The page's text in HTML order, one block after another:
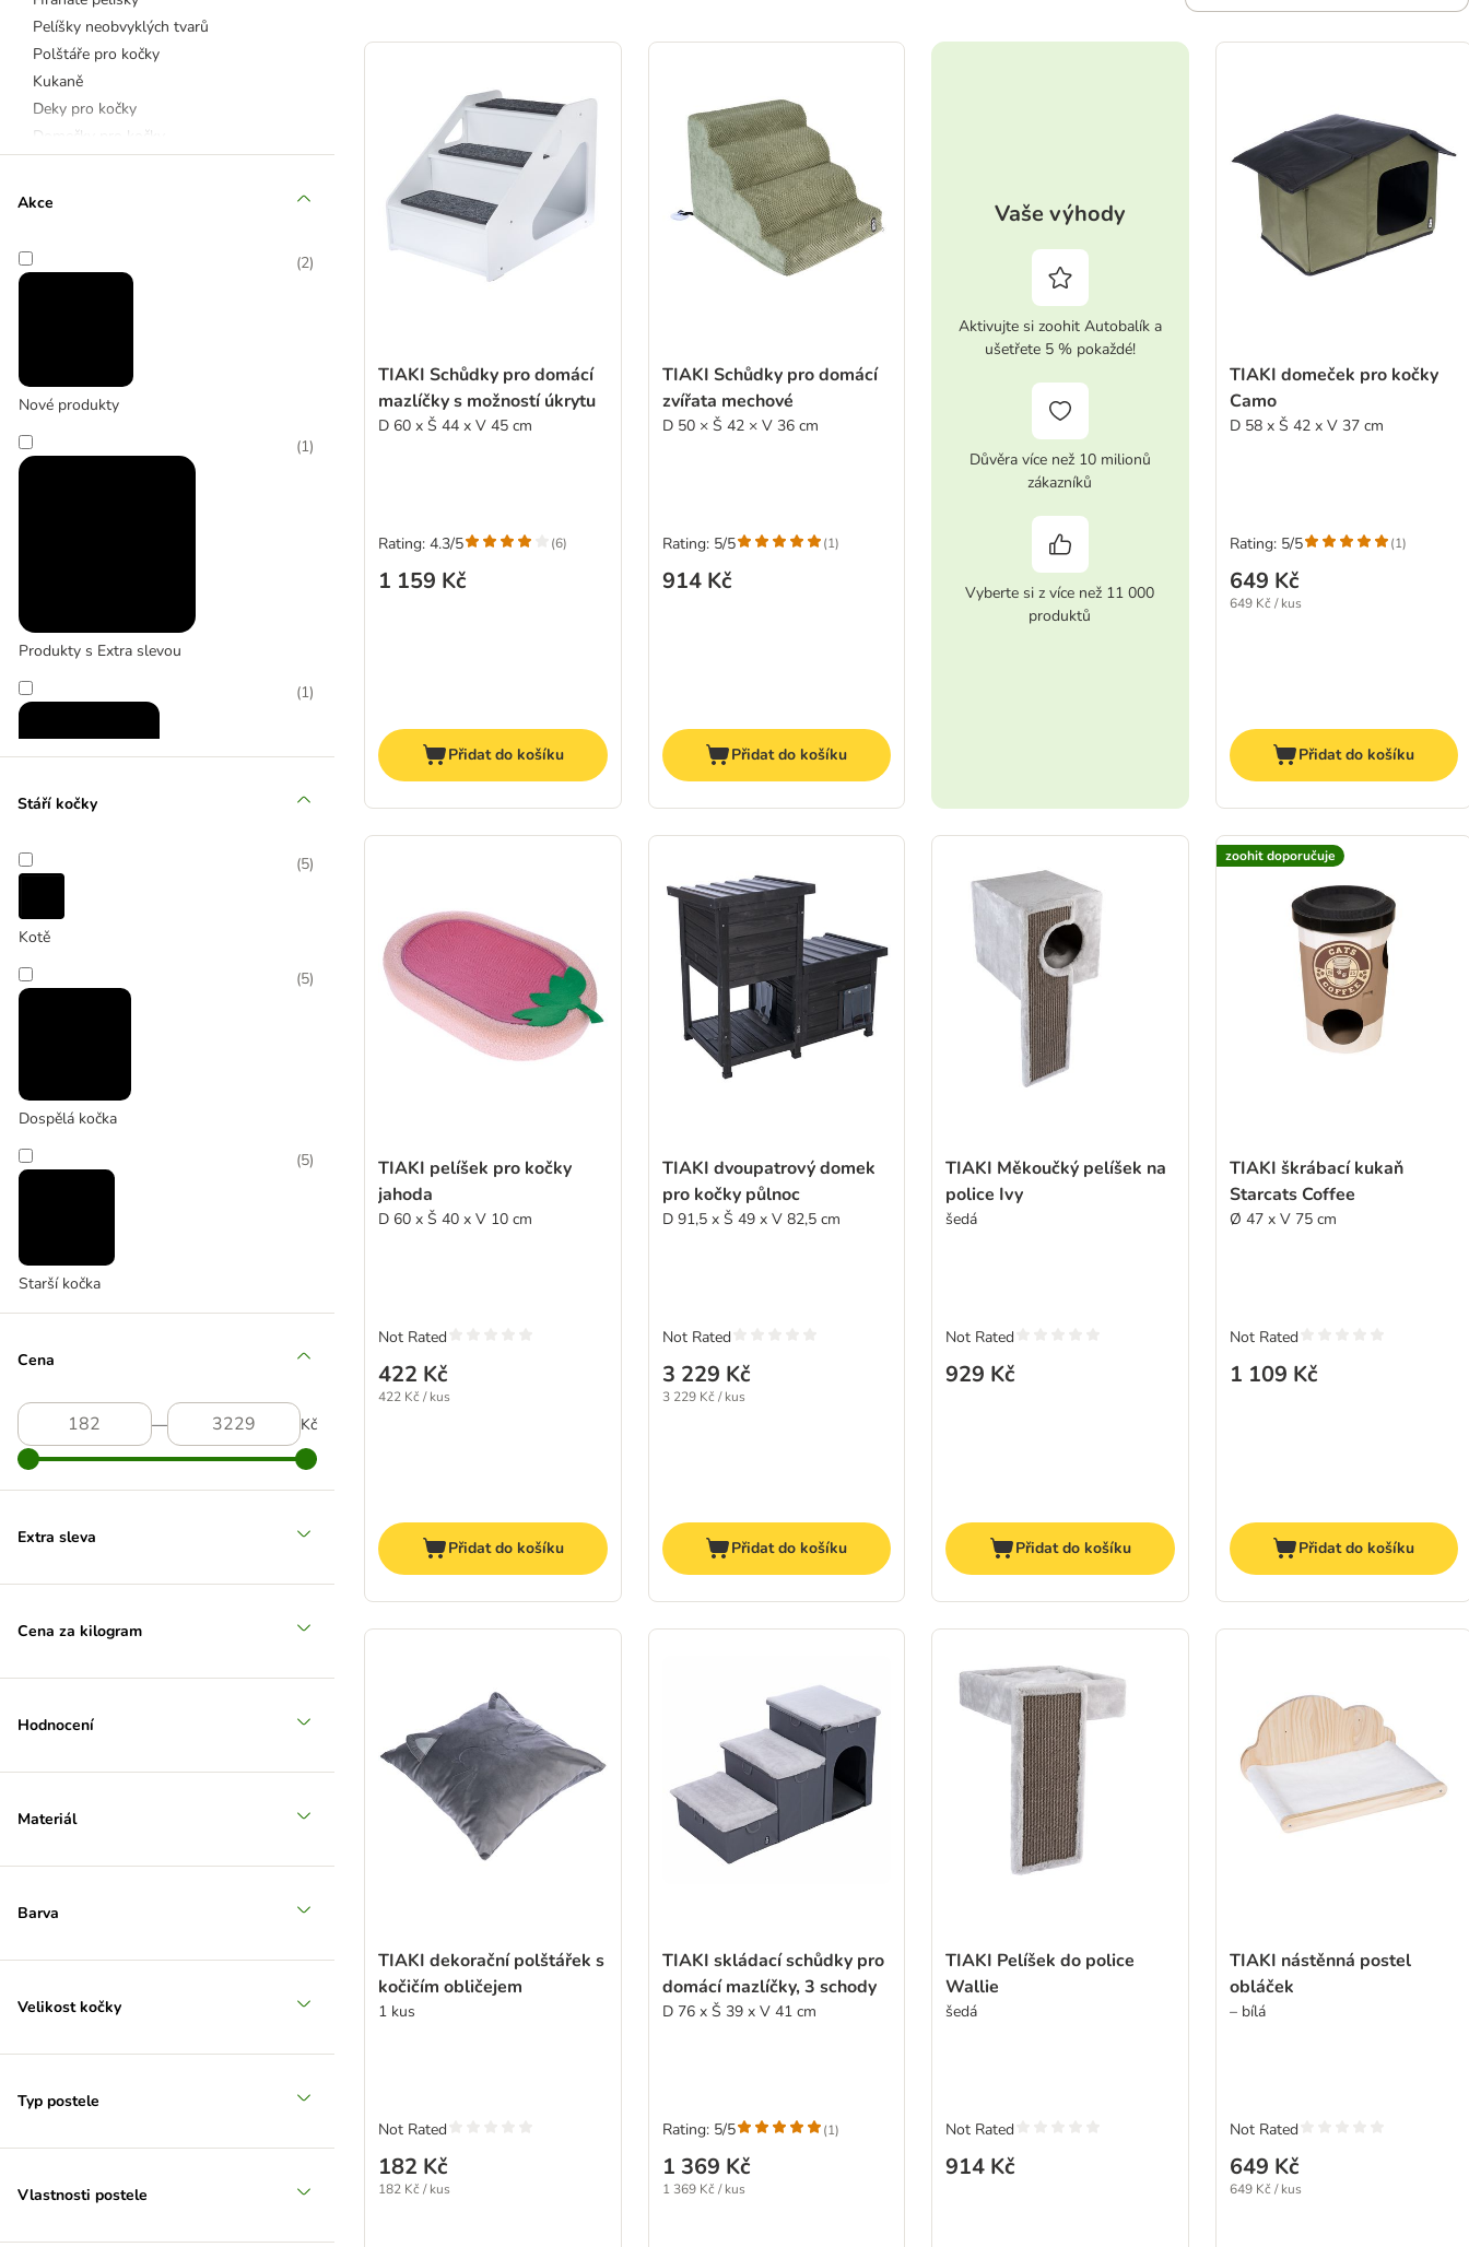
Pelíšky neobvyklých tvarů
Polštáře pro kočky
Kukaně
Deky pro kočky
Domečky pro kočky
Aumüller
Vyhřívané pelíšky
Akce
Nové produkty
(2)
Produkty s Extra slevou
(1)
Zlevněné produkty
(1)
Stáří kočky
Kotě
(5)
Dospělá kočka
(5)
Starší kočka
(5)
Cena
― Kč
Extra sleva
Cena za kilogram
Hodnocení
Materiál
Barva
Velikost kočky
Typ postele
Vlastnosti postele
product items have been changed
TIAKI Schůdky pro domácí
mazlíčky s možností úkrytu
D 60 x Š 44 x V 45 cm
1 159 Kč
Rating: 4.3/5 (6)
Přidat do košíku
TIAKI Schůdky pro domácí
zvířata mechové
D 50 × Š 42 × V 36 cm
914 Kč
Rating: 5/5 (1)
Přidat do košíku
Vaše výhody
Aktivujte si zoohit Autobalík a
ušetřete 5 % pokaždé!
Důvěra více než 10 milionů
zákazníků
Vyberte si z více než 11 000
produktů
TIAKI domeček pro kočky
Camo
D 58 x Š 42 x V 37 cm
649 Kč
649 Kč / kus
Rating: 5/5 (1)
Přidat do košíku
TIAKI pelíšek pro kočky
jahoda
D 60 x Š 40 x V 10 cm
422 Kč
422 Kč / kus
Not Rated
Přidat do košíku
TIAKI dvoupatrový domek
pro kočky půlnoc
D 91,5 x Š 49 x V 82,5 cm
3 229 Kč
3 229 Kč / kus
Not Rated
Přidat do košíku
TIAKI Měkoučký pelíšek na
police Ivy
šedá
929 Kč
Not Rated
Přidat do košíku
zoohit doporučuje
TIAKI škrábací kukaň
Starcats Coffee
Ø 47 x V 75 cm
1 109 Kč
Not Rated
Přidat do košíku
TIAKI dekorační polštářek s
kočičím obličejem
1 kus
182 Kč
182 Kč / kus
Not Rated
TIAKI skládací schůdky pro
domácí mazlíčky, 3 schody
D 76 x Š 39 x V 41 cm
1 369 Kč
1 369 Kč / kus
Rating: 5/5 (1)
TIAKI Pelíšek do police
Wallie
šedá
914 Kč
Not Rated
TIAKI nástěnná postel
obláček
– bílá
649 Kč
649 Kč / kus
Not Rated